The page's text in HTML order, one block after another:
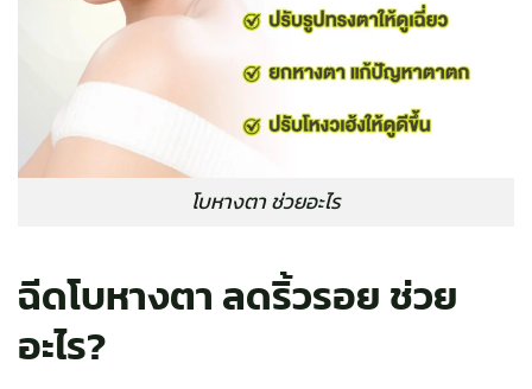
โบหางตา ช่วยอะไร
ฉีดโบหางตา ลดริ้วรอย ช่วย
อะไร?